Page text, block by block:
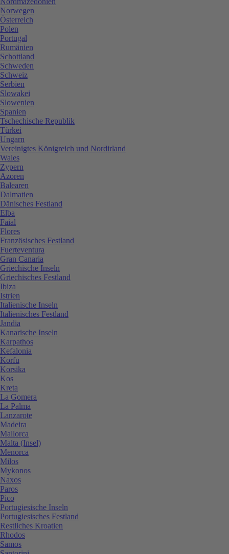
Norwegen
Österreich
Polen
Portugal
Rumänien
Schottland
Schweden
Schweiz
Serbien
Slowakei
Slowenien
Spanien
Tschechische Republik
Türkei
Ungarn
Vereinigtes Königreich und Nordirland
Wales
Zypern
Azoren
Balearen
Dalmatien
Dänisches Festland
Elba
Faial
Flores
Französisches Festland
Fuerteventura
Gran Canaria
Griechische Inseln
Griechisches Festland
Ibiza
Istrien
Italienische Inseln
Italienisches Festland
Jandia
Kanarische Inseln
Karpathos
Kefalonia
Korfu
Korsika
Kos
Kreta
La Gomera
La Palma
Lanzarote
Madeira
Mallorca
Malta (Insel)
Menorca
Milos
Mykonos
Naxos
Paros
Pico
Portugiesische Inseln
Portugiesisches Festland
Restliches Kroatien
Rhodos
Samos